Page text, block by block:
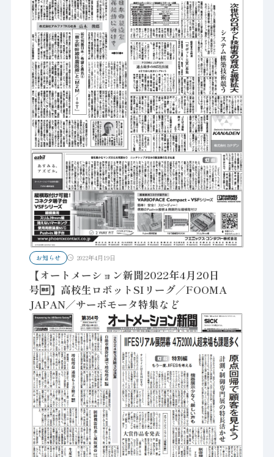
お知らせ 2022年4月19日
【オートメーション新聞2022年4月20日
号】高校生ロボットSIリーグ／FOOMA
JAPAN／サーボモータ特集など